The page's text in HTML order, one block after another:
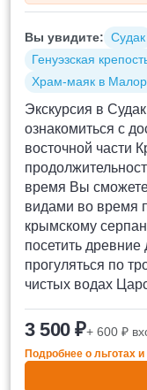
Вы увидите: Судак
Генуэзская
Храм-маяк в
Экскурсия в
ознакомиться с
восточной части
время Вы
видами во время
крымскому
посетить древние
прогуляться по
чистых водах
3 500 ₽+ 600 ₽
Подробнее о льготах